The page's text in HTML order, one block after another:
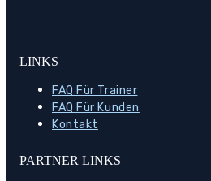
LINKS
FAQ Für Trainer
FAQ Für Kunden
Kontakt
PARTNER LINKS